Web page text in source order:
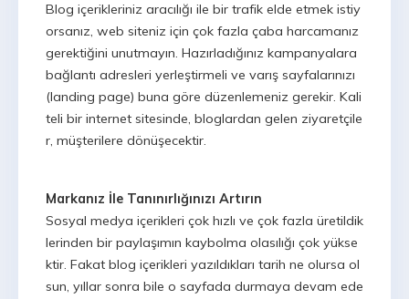
Blog içerikleriniz aracılığı ile bir trafik elde etmek istiy
orsanız, web siteniz için çok fazla çaba harcamanız
gerektiğini unutmayın. Hazırladığınız kampanyalara
bağlantı adresleri yerleştirmeli ve varış sayfalarınızı
(landing page) buna göre düzenlemeniz gerekir. Kali
teli bir internet sitesinde, bloglardan gelen ziyaretçile
r, müşterilere dönüşecektir.
Markanız İle Tanınırlığınızı Artırın
Sosyal medya içerikleri çok hızlı ve çok fazla üretildik
lerinden bir paylaşımın kaybolma olasılığı çok yükse
ktir. Fakat blog içerikleri yazıldıkları tarih ne olursa ol
sun, yıllar sonra bile o sayfada durmaya devam ede